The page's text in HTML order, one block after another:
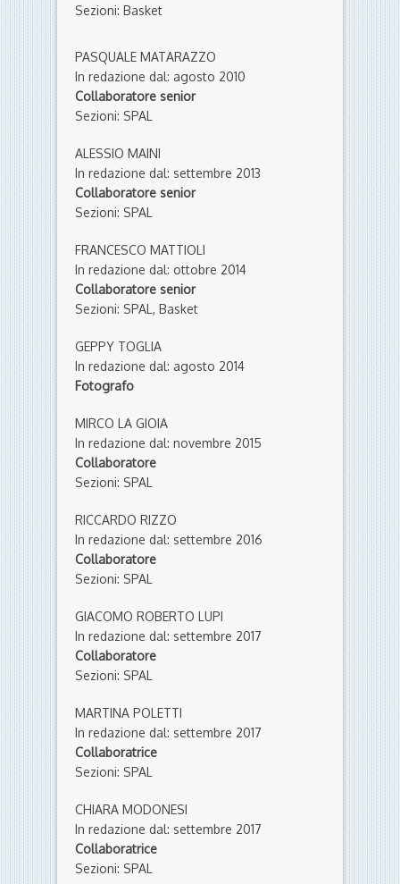
Sezioni: Basket
PASQUALE MATARAZZO
In redazione dal: agosto 2010
Collaboratore senior
Sezioni: SPAL
ALESSIO MAINI
In redazione dal: settembre 2013
Collaboratore senior
Sezioni: SPAL
FRANCESCO MATTIOLI
In redazione dal: ottobre 2014
Collaboratore senior
Sezioni: SPAL, Basket
GEPPY TOGLIA
In redazione dal: agosto 2014
Fotografo
MIRCO LA GIOIA
In redazione dal: novembre 2015
Collaboratore
Sezioni: SPAL
RICCARDO RIZZO
In redazione dal: settembre 2016
Collaboratore
Sezioni: SPAL
GIACOMO ROBERTO LUPI
In redazione dal: settembre 2017
Collaboratore
Sezioni: SPAL
MARTINA POLETTI
In redazione dal: settembre 2017
Collaboratrice
Sezioni: SPAL
CHIARA MODONESI
In redazione dal: settembre 2017
Collaboratrice
Sezioni: SPAL